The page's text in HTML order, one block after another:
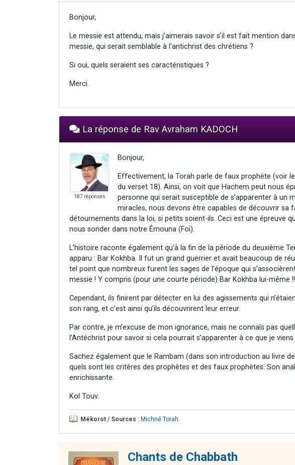
Bonjour,
Le messie est attendu, mais j'aimerais savoir s'il est fait mention
messie, qui serait semblable à l'antichrist des chrétiens ?
Si oui, quels seraient ses caractéristiques ?
Merci.
La réponse de Rav Avraham KADOCH
187 réponses
Bonjour,
Effectivement, la Torah parle de faux prophète (voir
du verset 18). Ainsi, on voit que Hachem peut nous
personne qui serait susceptible de s’apparenter à un
miracles, nous devons être capables de découvrir sa
détournements dans la loi, si petits soient-ils. Ceci est une épreuve
nous sonder dans notre Émouna (Foi).
L’histoire raconte également qu’à la fin de la période du deuxième
apparu : Bar Kokhba. Il fut un grand guerrier et avait beaucoup de
tel point que nombreux furent les sages de l’époque qui
messie ! Y compris (pour une courte période) Bar Kokhba lui-même
Cependant, ils finirent par détecter en lui des agissements qui
son rang, et c’est ainsi qu’ils découvrirent leur erreur.
Par contre, je m’excuse de mon ignorance, mais ne connaîs pas
l’Antéchrist pour savoir si cela pourrait s’apparenter à ce que je
Sachez également que le Rambam (dans son introduction au livre
quels sont les critères des prophètes et des faux prophètes. Son
enrichissante.
Kol Touv.
Mékorot / Sources : Michné Torah
Chants de Chabbath